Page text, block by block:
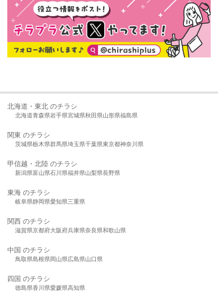
北海道・東北 のチラシ
北海道青森県岩手県宮城県秋田県山形県福島県
関東 のチラシ
茨城県栃木県群馬県埼玉県千葉県東京都神奈川県
甲信越・北陸 のチラシ
新潟県富山県石川県福井県山梨県長野県
東海 のチラシ
岐阜県静岡県愛知県三重県
関西 のチラシ
滋賀県京都府大阪府兵庫県奈良県和歌山県
中国 のチラシ
鳥取県島根県岡山県広島県山口県
四国 のチラシ
徳島県香川県愛媛県高知県